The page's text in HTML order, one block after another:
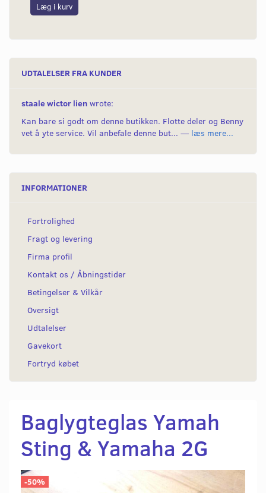
Læg i kurv
UDTALELSER FRA KUNDER
staale wictor lien wrote:
Kan bare si godt om denne butikken. Flotte deler og Benny
vet å yte service. Vil anbefale denne but... — læs mere...
INFORMATIONER
Fortrolighed
Fragt og levering
Firma profil
Kontakt os / Åbningstider
Betingelser & Vilkår
Oversigt
Udtalelser
Gavekort
Fortryd købet
Baglygteglas Yamah
Sting & Yamaha 2G
-50%